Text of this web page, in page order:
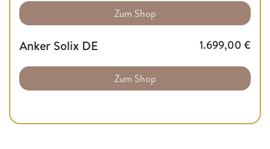
Zum Shop
Anker Solix DE 1.699,00 €
Zum Shop